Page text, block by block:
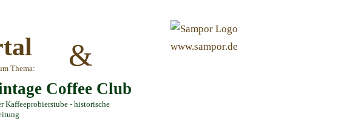
Thema:
&
Coffee Club
Kaffeeprobierstube - historische
www.sampor.de